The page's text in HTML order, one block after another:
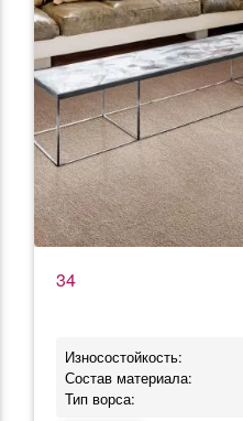
34
Износостойкость:
Состав материала:
Тип ворса: